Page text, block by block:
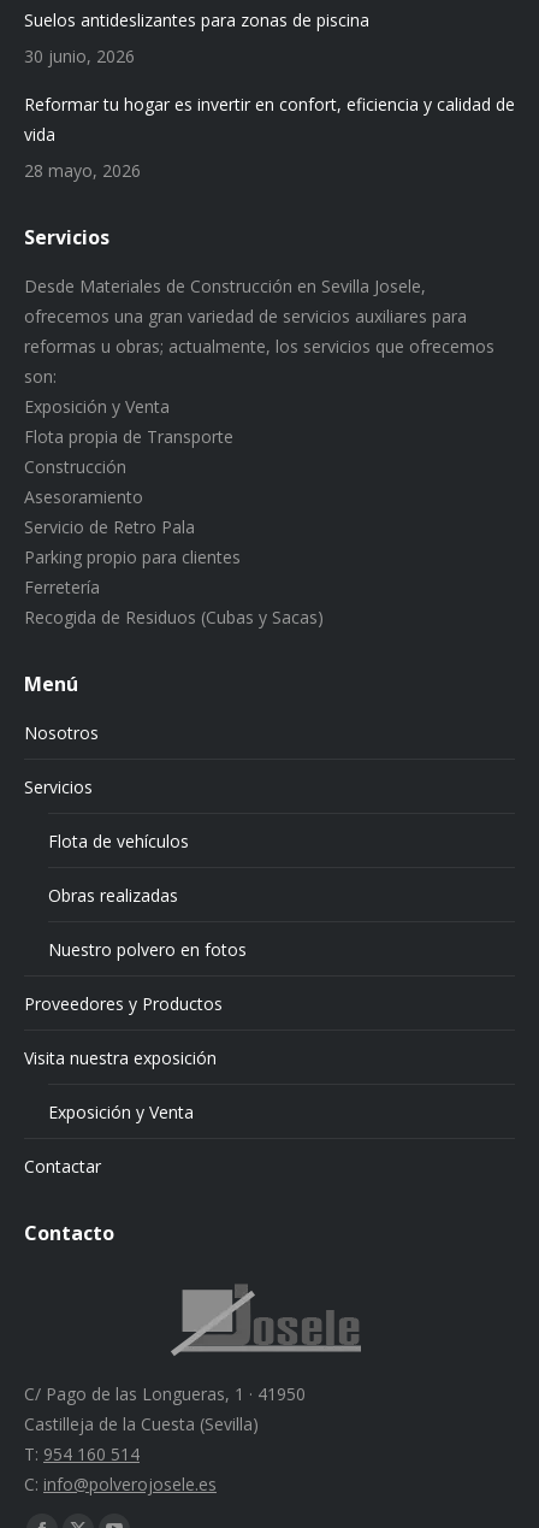
Suelos antideslizantes para zonas de piscina
30 junio, 2026
Reformar tu hogar es invertir en confort, eficiencia y calidad de
vida
28 mayo, 2026
Servicios
Desde Materiales de Construcción en Sevilla Josele,
ofrecemos una gran variedad de servicios auxiliares para
reformas u obras; actualmente, los servicios que ofrecemos
son:
Exposición y Venta
Flota propia de Transporte
Construcción
Asesoramiento
Servicio de Retro Pala
Parking propio para clientes
Ferretería
Recogida de Residuos (Cubas y Sacas)
Menú
Nosotros
Servicios
Flota de vehículos
Obras realizadas
Nuestro polvero en fotos
Proveedores y Productos
Visita nuestra exposición
Exposición y Venta
Contactar
Contacto
C/ Pago de las Longueras, 1 · 41950
Castilleja de la Cuesta (Sevilla)
T: 954 160 514
C: info@polverojosele.es